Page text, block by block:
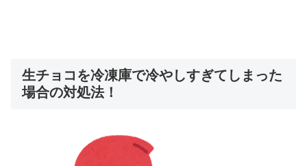
生チョコを冷凍庫で冷やしすぎてしまった
場合の対処法！